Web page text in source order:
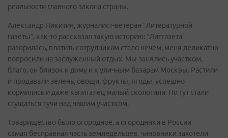
реальности главного закона страны.
Александр Никитин, журналист-ветеран “Литературной
газеты”, как-то рассказал такую историю: “Литгазета”
разорилась, платить сотрудникам стало нечем, меня деликатно
попросили на заслуженный отдых. Мы занялись участком,
благо, он близок к дому и к уличным базарам Москвы. Растили
и продавали зелень, овощи, фрукты, ягоды, успешно
кормились и даже капиталец малый сколотили. Но тут стали
сгущаться тучи над нашим участком.
Товарищество было огородное, а огородники в России —
самая бесправная часть земледельцев, чиновники захотели